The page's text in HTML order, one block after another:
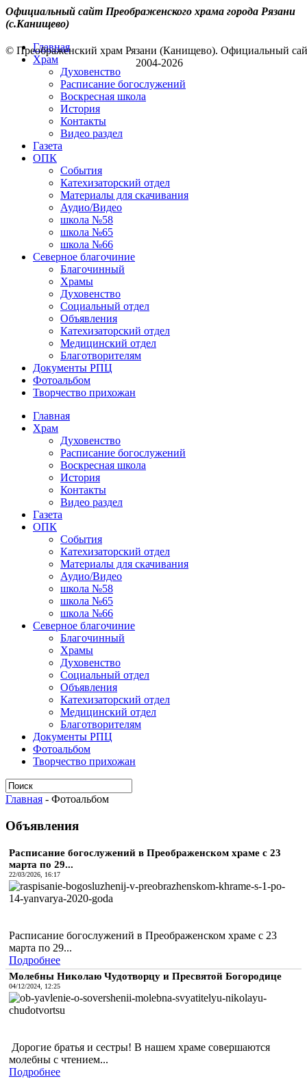
Официальный сайт Преображенского храма города Рязани
(с.Канищево)
Главная
Храм
Духовенство
Расписание богослужений
Воскресная школа
История
Контакты
Видео раздел
Газета
ОПК
События
Катехизаторский отдел
Материалы для скачивания
Аудио/Видео
школа №58
школа №65
школа №66
Северное благочиние
Благочинный
Храмы
Духовенство
Социальный отдел
Объявления
Катехизаторский отдел
Медицинский отдел
Благотворителям
Документы РПЦ
Фотоальбом
Творчество прихожан
Главная
Храм
Духовенство
Расписание богослужений
Воскресная школа
История
Контакты
Видео раздел
Газета
ОПК
События
Катехизаторский отдел
Материалы для скачивания
Аудио/Видео
школа №58
школа №65
школа №66
Северное благочиние
Благочинный
Храмы
Духовенство
Социальный отдел
Объявления
Катехизаторский отдел
Медицинский отдел
Благотворителям
Документы РПЦ
Фотоальбом
Творчество прихожан
Главная - Фотоальбом
Объявления
Расписание богослужений в Преображенском храме с 23
марта по 29...
22/03/2026, 16:17
Расписание богослужений в Преображенском храме с 23
марта по 29...
Подробнее
Молебны Николаю Чудотворцу и Пресвятой Богородице
04/12/2024, 12:25
Дорогие братья и сестры! В нашем храме совершаются
молебны с чтением...
Подробнее
© Преображенский храм Рязани (Канищево). Официальный
2004-2026